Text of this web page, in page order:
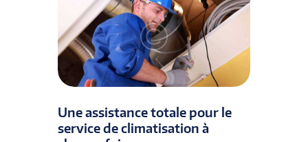
Une assistance totale pour le
service de climatisation à